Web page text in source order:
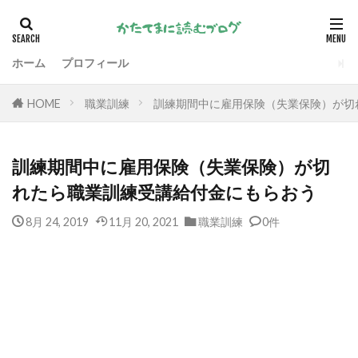
ホーム プロフィール
HOME 職業訓練 訓練期間中に雇用保険（失業保険）が
訓練期間中に雇用保険（失業保険）が切
れたら職業訓練受講給付金にもらおう
8月 24, 2019 11月 20, 2021 職業訓練 0件